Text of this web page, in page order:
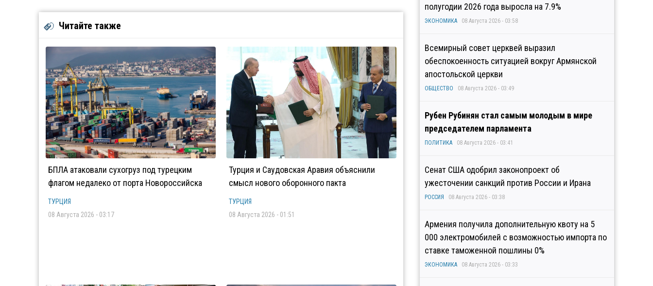
Читайте также
БПЛА атаковали сухогруз под турецким
флагом недалеко от порта Новороссийска
ТУРЦИЯ
08 Августа 2026 - 03:17
Турция и Саудовская Аравия объяснили
смысл нового оборонного пакта
ТУРЦИЯ
08 Августа 2026 - 01:51
полугодии 2026 года выросла на 7.9%
ЭКОНОМИКА 08 Августа 2026 - 03:58
Всемирный совет церквей выразил
обеспокоенность ситуацией вокруг Армянской
апостольской церкви
ОБЩЕСТВО 08 Августа 2026 - 03:49
Рубен Рубинян стал самым молодым в мире
председателем парламента
ПОЛИТИКА 08 Августа 2026 - 03:41
Сенат США одобрил законопроект об
ужесточении санкций против России и Ирана
РОССИЯ 08 Августа 2026 - 03:38
Армения получила дополнительную квоту на 5
000 электромобилей с возможностью импорта по
ставке таможенной пошлины 0%
ЭКОНОМИКА 08 Августа 2026 - 03:33